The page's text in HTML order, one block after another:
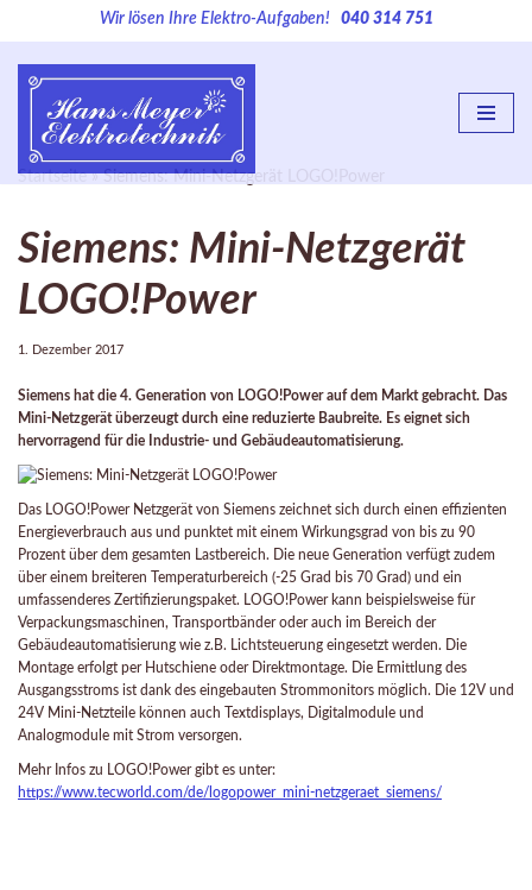
Inhalt
springen
Wir lösen Ihre Elektro-Aufgaben! 040 314 751
Startseite»Siemens: Mini-Netzgerät LOGO!Power
Siemens: Mini-Netzgerät
LOGO!Power
1. Dezember 2017
Siemens hat die 4. Generation von LOGO!Power auf dem Markt gebracht. Das
Mini-Netzgerät überzeugt durch eine reduzierte Baubreite. Es eignet sich
hervorragend für die Industrie- und Gebäudeautomatisierung.
Das LOGO!Power Netzgerät von Siemens zeichnet sich durch einen effizienten
Energieverbrauch aus und punktet mit einem Wirkungsgrad von bis zu 90
Prozent über dem gesamten Lastbereich. Die neue Generation verfügt zudem
über einem breiteren Temperaturbereich (-25 Grad bis 70 Grad) und ein
umfassenderes Zertifizierungspaket. LOGO!Power kann beispielsweise für
Verpackungsmaschinen, Transportbänder oder auch im Bereich der
Gebäudeautomatisierung wie z.B. Lichtsteuerung eingesetzt werden. Die
Montage erfolgt per Hutschiene oder Direktmontage. Die Ermittlung des
Ausgangsstroms ist dank des eingebauten Strommonitors möglich. Die 12V und
24V Mini-Netzteile können auch Textdisplays, Digitalmodule und
Analogmodule mit Strom versorgen.
Mehr Infos zu LOGO!Power gibt es unter:
https://www.tecworld.com/de/logopower_mini-netzgeraet_siemens/